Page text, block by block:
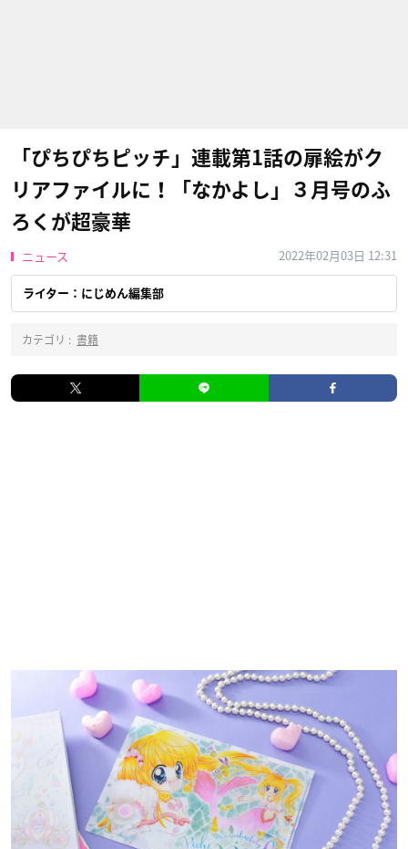
「ぴちぴちピッチ」連載第1話の扉絵がク
リアファイルに！「なかよし」３月号のふ
ろくが超豪華
ニュース 2022年02月03日 12:31
ライター：にじめん編集部
カテゴリ : 書籍